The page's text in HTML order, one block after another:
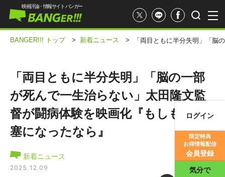
映画評論・情報サイト バンガー
ログイン
限定特典
お得情報配信
会員登録
気分で
BANGER!!! トップ > 新着ニュース > 「両目ともに半分失明」「脳
「両目ともに半分失明」「脳の一部
が死んで一生治らない」太田隆文監
督が闘病体験を映画化『もしも脳梗
塞になったなら』
新着ニュース
2025.12.09